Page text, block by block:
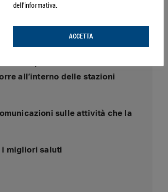
ad una campagna di
stazioni di distribuzione
su questo sito.
stampa unitamente a due
all’interno delle stazioni
sulle attività che la
i migliori saluti
dell'informativa.
ACCETTA